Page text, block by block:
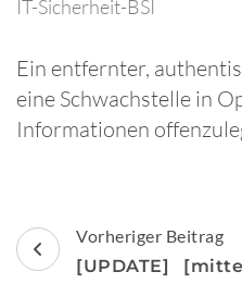
IT-Sicherheit-BSI
Ein entfernter,
eine Schwachstelle in
Informationen
Vorheriger Beitrag
[UPDATE]